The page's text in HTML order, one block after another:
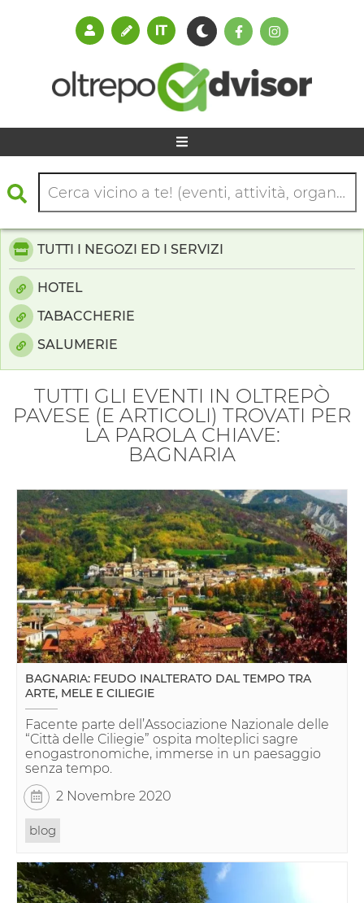
TUTTI I NEGOZI ED I SERVIZI
HOTEL
TABACCHERIE
SALUMERIE
TUTTI GLI EVENTI IN OLTREPÒ
PAVESE (E ARTICOLI) TROVATI PER
LA PAROLA CHIAVE:
BAGNARIA
BAGNARIA: FEUDO INALTERATO DAL TEMPO TRA
ARTE, MELE E CILIEGIE
Facente parte dell’Associazione Nazionale delle
“Città delle Ciliegie” ospita molteplici sagre
enogastronomiche, immerse in un paesaggio
senza tempo.
2 Novembre 2020
blog